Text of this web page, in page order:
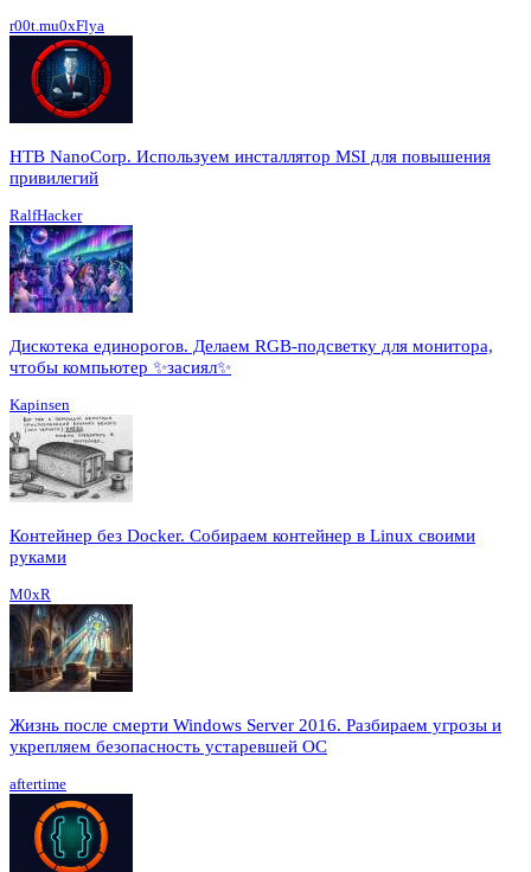
r00t.mu0xFlya
HTB NanoCorp. Используем инсталлятор MSI для повышения
привилегий
RalfHacker
Дискотека единорогов. Делаем RGB-подсветку для монитора,
чтобы компьютер ✨засиял✨
Kapinsen
Контейнер без Docker. Собираем контейнер в Linux своими
руками
M0xR
Жизнь после смерти Windows Server 2016. Разбираем угрозы и
укрепляем безопасность устаревшей ОС
aftertime